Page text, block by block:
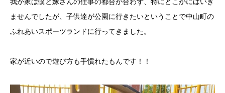
我が家は僕と嫁さんの仕事の都合が合わず、特にどこかにはいき
ませんでしたが、子供達が公園に行きたいということで中山町の
ふれあいスポーツランドに行ってきました。
家が近いので遊び方も手慣れたもんです！！